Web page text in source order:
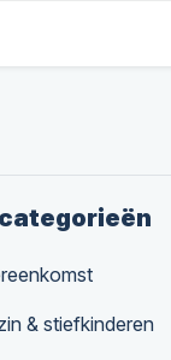
& stiefkinderen